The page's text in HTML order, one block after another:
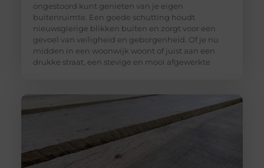
ongestoord kunt genieten van je eigen
buitenruimte. Een goede schutting houdt
nieuwsgierige blikken buiten en zorgt voor een
gevoel van veiligheid en geborgenheid. Of je nu
midden in een woonwijk woont of juist aan een
drukke straat, een stevige en mooi afgewerkte